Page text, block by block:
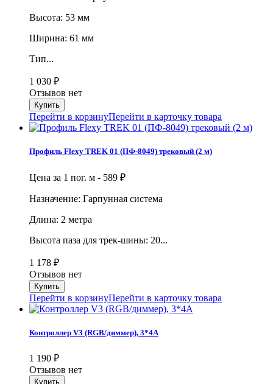
Высота: 53 мм
Ширина: 61 мм
Тип...
1 030 ₽
Отзывов нет
Перейти в корзинуПерейти в карточку товара
Профиль Flexy TREK 01 (ПФ-8049) трековый (2 м)
Цена за 1 пог. м - 589 ₽
Назначение: Гарпунная система
Длина: 2 метра
Высота паза для трек-шины: 20...
1 178 ₽
Отзывов нет
Перейти в корзинуПерейти в карточку товара
Контроллер V3 (RGB/диммер), 3*4A
1 190 ₽
Отзывов нет